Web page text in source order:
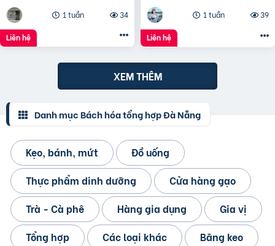
1 tuần
34
Liên hệ
1 tuần
39
Liên hệ
XEM THÊM
Danh mục Bách hóa tổng hợp Đà Nẵng
Kẹo, bánh, mứt
Đồ uống
Thực phẩm dinh dưỡng
Cửa hàng gạo
Trà - Cà phê
Hàng gia dụng
Gia vị
Tổng hợp
Các loại khác Băng keo